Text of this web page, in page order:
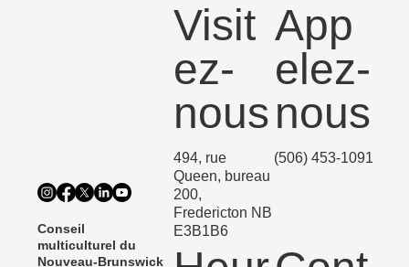
Conseil
multiculturel du
Nouveau-Brunswick
Visit
ez-
nous
494, rue
Queen, bureau
200,
Fredericton NB
E3B1B6
App
elez-
nous
(506) 453-1091